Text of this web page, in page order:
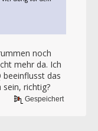
noch
mehr da. Ich
beeinflusst das
richtig?
Gespeichert